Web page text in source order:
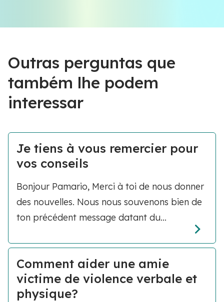
Outras perguntas que
também lhe podem
interessar
Je tiens à vous remercier pour
vos conseils
Bonjour Pamario, Merci à toi de nous donner
des nouvelles. Nous nous souvenons bien de
ton précédent message datant du...
Comment aider une amie
victime de violence verbale et
physique?